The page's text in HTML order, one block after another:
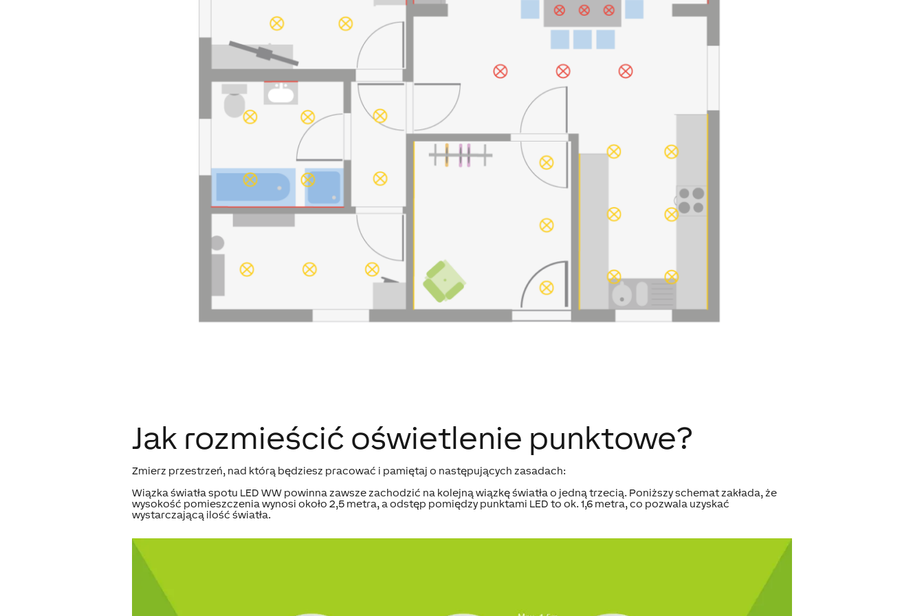
Jak rozmieścić oświetlenie punktowe?
Zmierz przestrzeń, nad którą będziesz pracować i pamiętaj o następujących zasadach:
Wiązka światła spotu LED WW powinna zawsze zachodzić na kolejną wiązkę światła o jedną trzecią. Poniższy schemat zakłada, że
wysokość pomieszczenia wynosi około 2,5 metra, a odstęp pomiędzy punktami LED to ok. 1,6 metra, co pozwala uzyskać
wystarczającą ilość światła.